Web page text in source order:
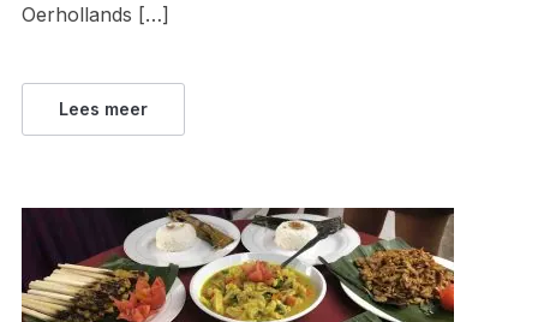
Oerhollands […]
Lees meer